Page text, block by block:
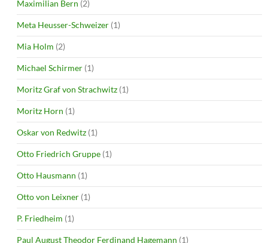
Maximilian Bern (2)
Meta Heusser-Schweizer (1)
Mia Holm (2)
Michael Schirmer (1)
Moritz Graf von Strachwitz (1)
Moritz Horn (1)
Oskar von Redwitz (1)
Otto Friedrich Gruppe (1)
Otto Hausmann (1)
Otto von Leixner (1)
P. Friedheim (1)
Paul August Theodor Ferdinand Hagemann (1)